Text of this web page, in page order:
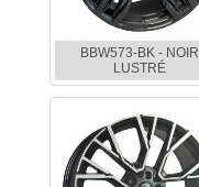
BBW573-BK - NOIR
LUSTRÉ